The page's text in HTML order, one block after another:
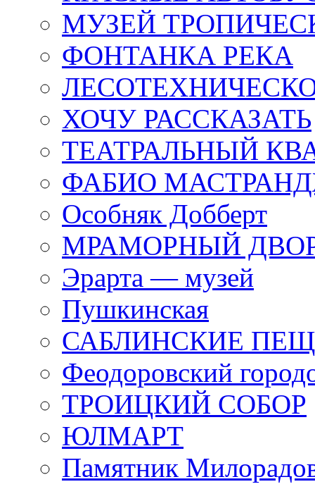
МУЗЕЙ
ФОНТАНКА РЕКА
ХОЧУ РАССКАЗАТЬ
ТЕАТРАЛЬНЫЙ
ФАБИО
Особняк Добберт
МРАМОРНЫЙ
Эрарта — музей
Пушкинская
САБЛИНСКИЕ
Феодоровский
ТРОИЦКИЙ СОБОР
ЮЛМАРТ
Памятник